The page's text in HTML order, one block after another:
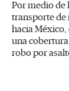
Por medio de
transporte de
hacia México,
una
robo por